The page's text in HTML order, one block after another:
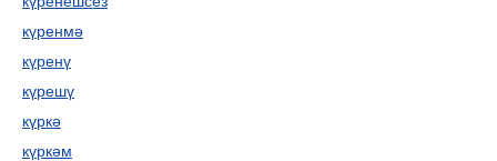
күренмә
күренү
күрешү
күркә
күркәм